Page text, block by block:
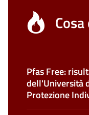
Pfas Free:
dell'Università
Protezione